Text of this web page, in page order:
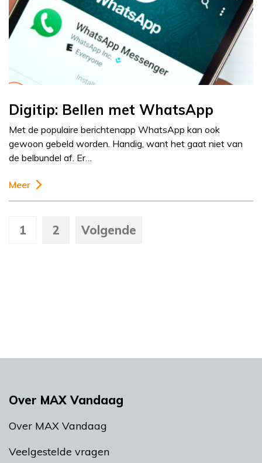
Digitip: Bellen met WhatsApp
Met de populaire berichtenapp WhatsApp kan ook
gewoon gebeld worden. Handig, want het gaat niet van
de belbundel af. Er…
Meer
1 2 Volgende
Over MAX Vandaag
Over MAX Vandaag
Veelgestelde vragen